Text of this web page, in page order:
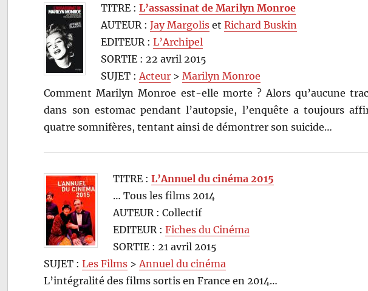
TITRE :L’assassinat de Marilyn Monroe
AUTEUR :Jay Margolis etRichard Buskin
EDITEUR :L’Archipel
SORTIE : 22 avril 2015
SUJET : Acteur >Marilyn Monroe
Comment Marilyn Monroe est-elle morte ? Alors qu’aucune
dans son estomac pendant l’autopsie, l’enquête a toujours
quatre somnifères, tentant ainsi de démontrer son suicide…
TITRE :L’Annuel du cinéma 2015
… Tous les films 2014
AUTEUR : Collectif
EDITEUR :Fiches du Cinéma
SORTIE : 21 avril 2015
SUJET :Les Films > Annuel du cinéma
L’intégralité des films sortis en France en 2014…